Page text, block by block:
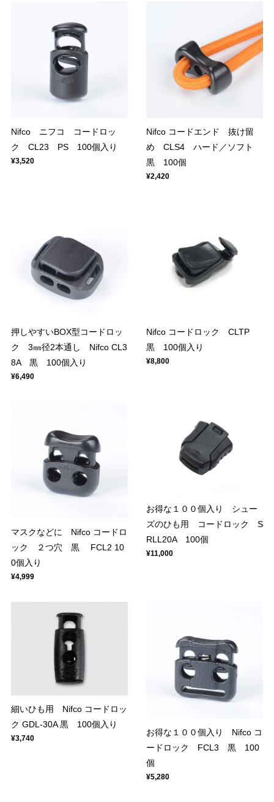
Nifco ニフコ コードロッ
ク CL23 PS 100個入り
¥3,520
Nifco コードエンド 抜け留
め CLS4 ハード／ソフト
黒 100個
¥2,420
押しやすいBOX型コードロッ
ク 3㎜径2本通し Nifco CL3
8A 黒 100個入り
¥6,490
Nifco コードロック CLTP
黒 100個入り
¥8,800
マスクなどに Nifco コードロ
ック ２つ穴 黒 FCL2 10
0個入り
¥4,999
お得な１００個入り シュー
ズのひも用 コードロック S
RLL20A 100個
¥11,000
細いひも用 Nifco コードロッ
ク GDL-30A 黒 100個入り
¥3,740
お得な１００個入り Nifco コ
ードロック FCL3 黒 100
個
¥5,280